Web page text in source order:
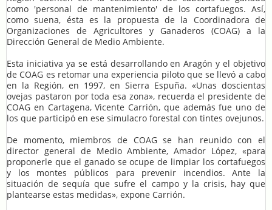
como 'personal de mantenimiento' de los cortafuegos. Así,
como suena, ésta es la propuesta de la Coordinadora de
Organizaciones de Agricultores y Ganaderos (COAG) a la
Dirección General de Medio Ambiente.
Esta iniciativa ya se está desarrollando en Aragón y el objetivo
de COAG es retomar una experiencia piloto que se llevó a cabo
en la Región, en 1997, en Sierra Espuña. «Unas doscientas
ovejas pastaron por toda esa zona», recuerda el presidente de
COAG en Cartagena, Vicente Carrión, que además fue uno de
los que participó en ese simulacro forestal con tintes ovejunos.
De momento, miembros de COAG se han reunido con el
director general de Medio Ambiente, Amador López, «para
proponerle que el ganado se ocupe de limpiar los cortafuegos
y los montes públicos para prevenir incendios. Ante la
situación de sequía que sufre el campo y la crisis, hay que
plantearse estas medidas», expone Carrión.